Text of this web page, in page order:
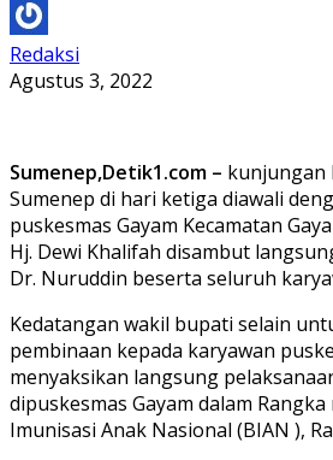
Redaksi
Agustus 3, 2022
Sumenep,Detik1.com – kunjungan
Sumenep di hari ketiga diawali
puskesmas Gayam Kecamatan
Hj. Dewi Khalifah disambut
Dr. Nuruddin beserta seluruh
Kedatangan wakil bupati selain
pembinaan kepada karyawan
menyaksikan langsung
dipuskesmas Gayam dalam
Imunisasi Anak Nasional (BIAN ),